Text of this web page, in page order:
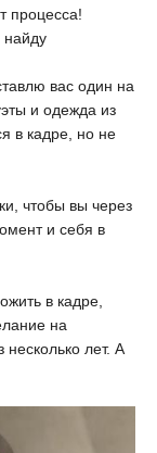
процесса!
найду
вас один на
и одежда из
в кадре, но не
чтобы вы через
и себя в
в кадре,
на
лет. А